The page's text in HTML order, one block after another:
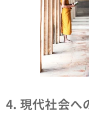
4. 現代社会へ